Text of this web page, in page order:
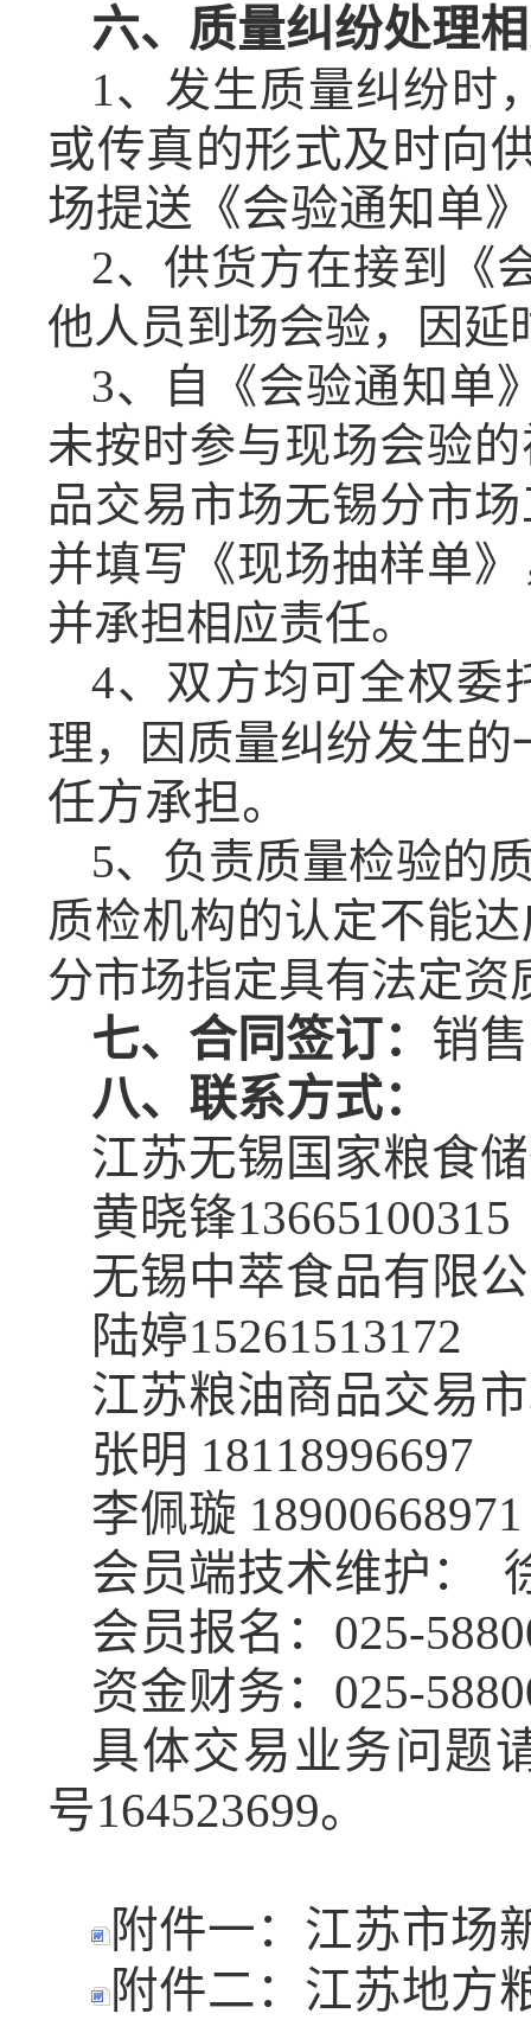
六、 质量纠纷处理
1、发生质量纠纷时
或传真的形式及时向
场提送《会验通知单
2、供货方在接到《
他人员到场会验，因延
3、自《会验通知单
未按时参与现场会验
品交易市场无锡分市
并填写《现场抽样单
并承担相应责任。
4、双方均可全权委
理，因质量纠纷发生的
任方承担。
5、负责质量检验的
质检机构的认定不能
分市场指定具有法定
七、 合同签订： 销
八、 联系方式：
江苏无锡国家粮食
黄晓锋13665100315
无锡中萃食品有限
陆婷15261513172
江苏粮油商品交易
张明 18118996697
李佩璇
会员端技术维护：
会员报名：025-
资金财务：025-
具体交易业务问题
号164523699。
附件一：江苏市场
附件二：江苏地方